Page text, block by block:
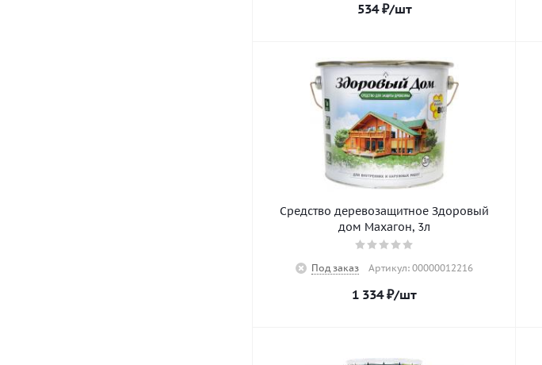
534₽/шт
Средство деревозащитное Здоровый
дом Махагон, 3л
Под заказ Артикул: 00000012216
1 334₽/шт